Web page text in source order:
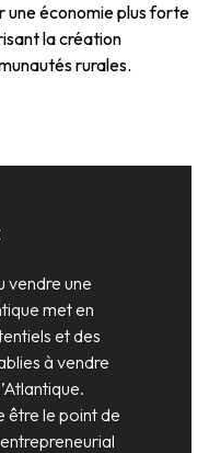
une économie plus forte
la création
rurales.
vendre une
met en
et des
à vendre
être le point de